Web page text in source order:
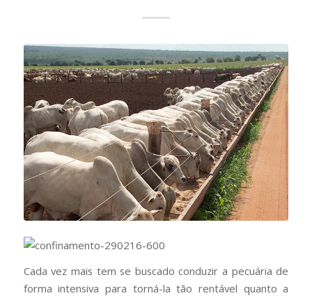
Cada vez mais tem se buscado conduzir a pecuária de
forma intensiva para torná-la tão rentável quanto a